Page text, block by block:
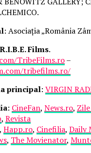
: Asociația „România
Films.
TribeFilms.ro–
tribefilms.ro/
principal: VIRGIN
: CineFan, News.ro,
, Revista
, Happ.ro, Cinefilia, Daily
, The Movienator,